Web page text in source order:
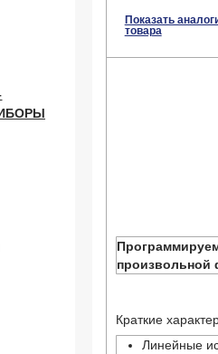
Показать
товара
Краткие
Линейные